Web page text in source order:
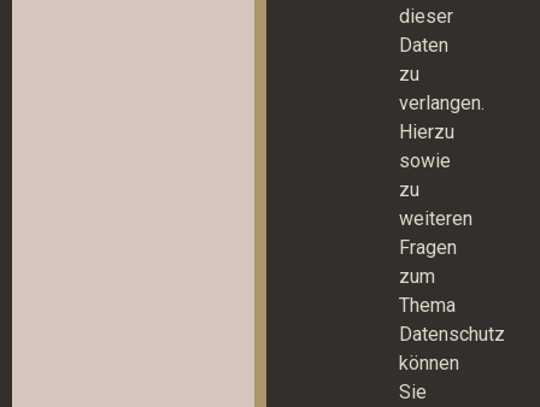
dieser
Daten
zu
verlangen.
Hierzu
sowie
zu
weiteren
Fragen
zum
Thema
Datenschutz
können
Sie